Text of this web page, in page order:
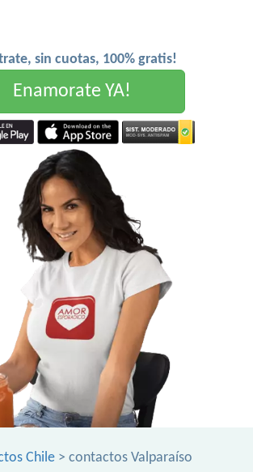
sin cuotas, 100% gratis!
Enamorate YA!
Chile > contactos Valparaíso